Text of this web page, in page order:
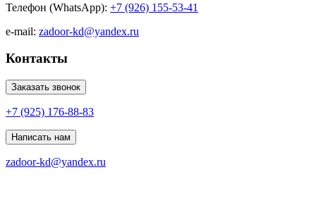
Телефон (WhatsApp): +7 (926) 155-53-41
e-mail: zadoor-kd@yandex.ru
Контакты
Заказать звонок
+7 (925) 176-88-83
Написать нам
zadoor-kd@yandex.ru